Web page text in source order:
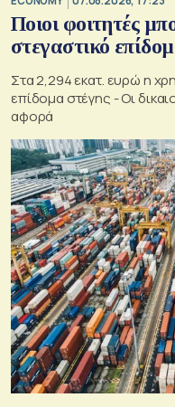
Ποιοι φοιτητές
στεγαστικό
Στα 2,294 εκατ. ευρώ η
επίδομα στέγης - Οι
αφορά